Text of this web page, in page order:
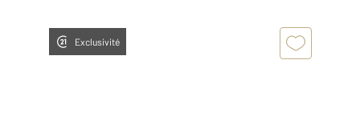
Exclusivité